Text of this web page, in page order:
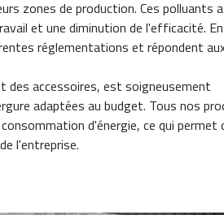
zones de production. Ces
et une diminution de l'efficacité. En
réglementations et répondent
des accessoires, est soigneusement
adaptées au budget. Tous nos
d'énergie, ce qui permet
l'entreprise.